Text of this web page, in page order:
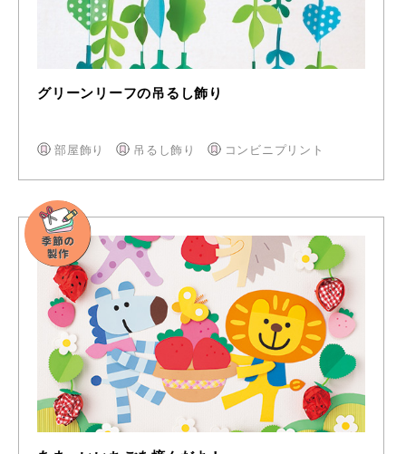
グリーンリーフの吊るし飾り
部屋飾り 吊るし飾り コンビニプリント